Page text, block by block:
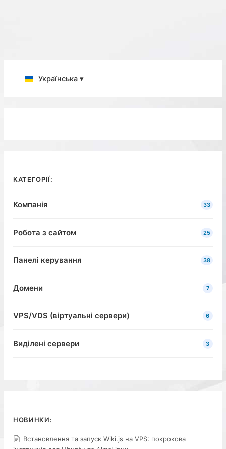
Українська ▾
КАТЕГОРІЇ:
Компанія 33
Робота з сайтом 25
Панелі керування 38
Домени 7
VPS/VDS (віртуальні сервери) 6
Виділені сервери 3
НОВИНКИ:
Встановлення та запуск Wiki.js на VPS: покрокова